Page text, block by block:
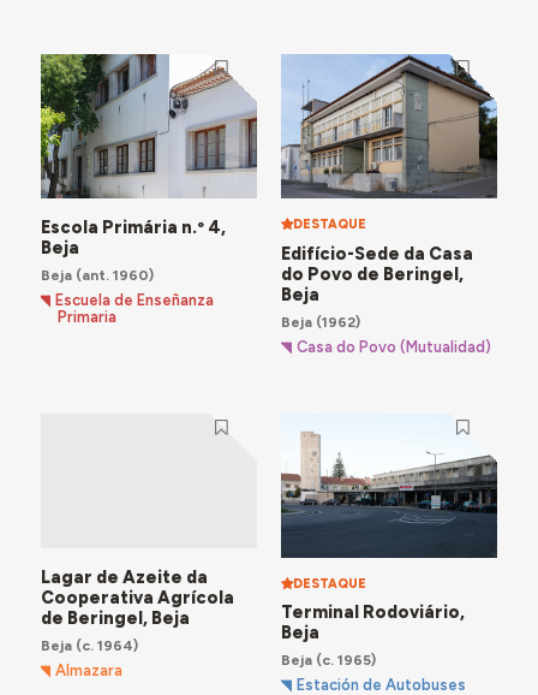
Escola Primária n.º 4,
Beja
Beja(ant. 1960)
Escuela de Enseñanza
Primaria
DESTAQUE
Edifício-Sede da Casa
do Povo de Beringel,
Beja
Beja(1962)
Casa do Povo (Mutualidad)
Lagar de Azeite da
Cooperativa Agrícola
de Beringel, Beja
Beja(c. 1964)
Almazara
DESTAQUE
Terminal Rodoviário,
Beja
Beja(c. 1965)
Estación de Autobuses